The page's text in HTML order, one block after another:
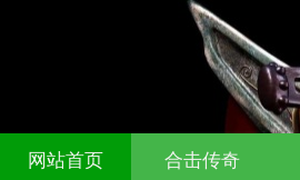
网站首页 合击传奇